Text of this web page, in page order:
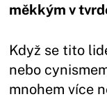
měkkým v
Když se tito
nebo
mnohem více